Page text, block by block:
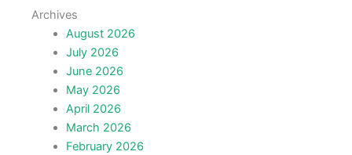
Archives
August 2026
July 2026
June 2026
May 2026
April 2026
March 2026
February 2026